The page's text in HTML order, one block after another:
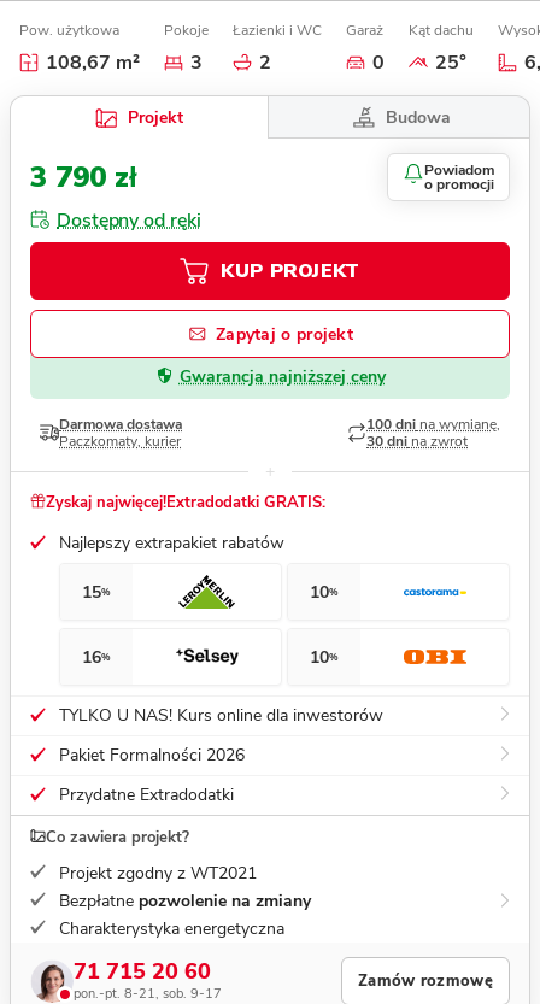
Pow. użytkowa
108,67 m²
Pokoje
3
Łazienki i WC
2
Garaż
0
Kąt dachu
25°
Projekt Budowa
3 790 zł Powiadom
o promocji
Dostępny od ręki
KUP PROJEKT
Zapytaj o projekt
Gwarancja najniższej ceny
Darmowa dostawa
Paczkomaty, kurier
100 dni na wymianę,
30 dni na zwrot
Zyskaj najwięcej!Extradodatki GRATIS:
Najlepszy extrapakiet rabatów
15% 10%
16% 10%
TYLKO U NAS! Kurs online dla inwestorów
Pakiet Formalności 2026
Przydatne Extradodatki
Co zawiera projekt?
Projekt zgodny z WT2021
Bezpłatne pozwolenie na zmiany
Charakterystyka energetyczna
71 715 20 60
pon.-pt. 8-21, sob. 9-17
Zamów rozmowę